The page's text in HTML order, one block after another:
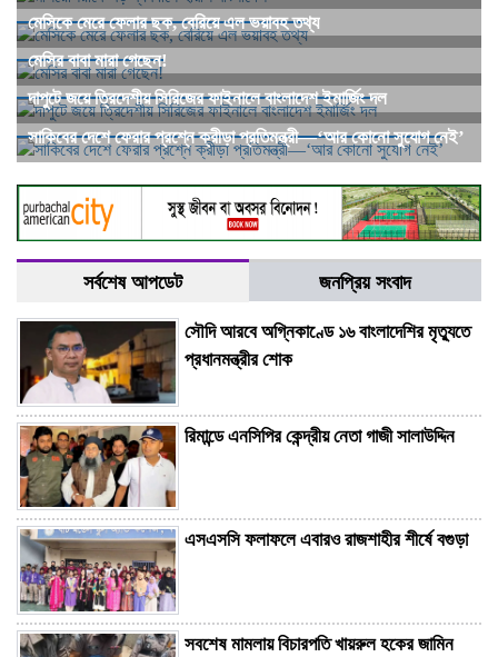
মেসিকে মেরে ফেলার ছক, বেরিয়ে এল ভয়াবহ তথ্য
মেসির বাবা মারা গেছেন!
দাপুটে জয়ে ত্রিদেশীয় সিরিজের ফাইনালে বাংলাদেশ ইমার্জিং দল
সাকিবের দেশে ফেরার প্রশ্নে ক্রীড়া প্রতিমন্ত্রী—‘আর কোনো সুযোগ নেই’
সর্বশেষ আপডেট জনপ্রিয় সংবাদ
সৌদি আরবে অগ্নিকাণ্ডে ১৬ বাংলাদেশির মৃত্যুতে
প্রধানমন্ত্রীর শোক
রিমান্ডে এনসিপির কেন্দ্রীয় নেতা গাজী সালাউদ্দিন
এসএসসি ফলাফলে এবারও রাজশাহীর শীর্ষে বগুড়া
সবশেষ মামলায় বিচারপতি খায়রুল হকের জামিন